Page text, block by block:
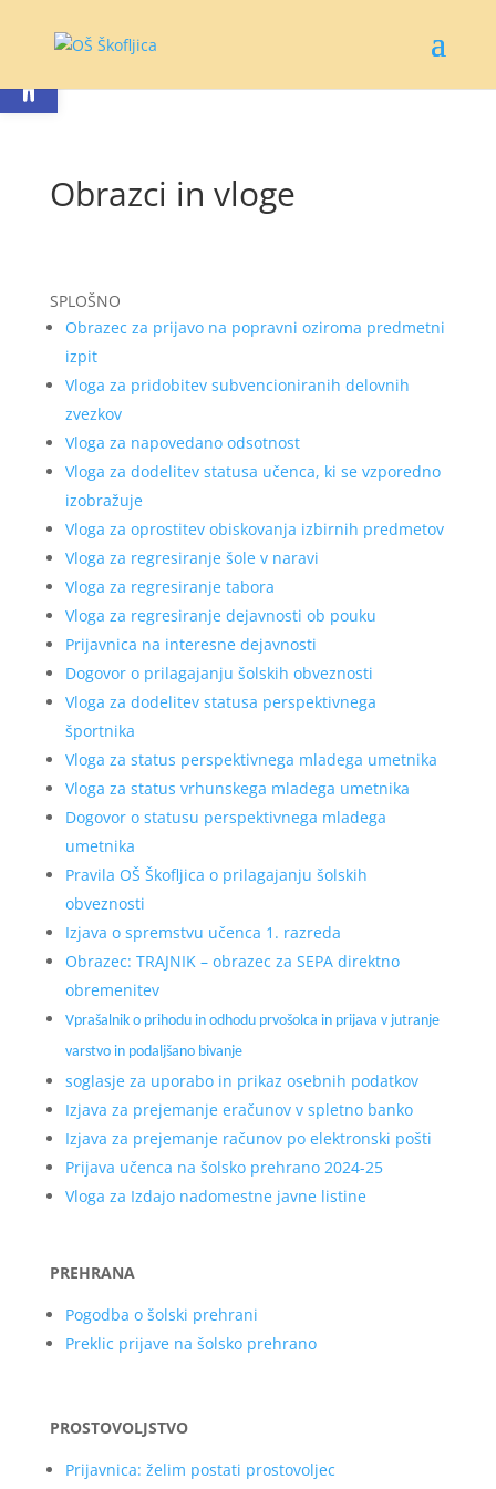
Obrazci in vloge
SPLOŠNO
Obrazec za prijavo na popravni oziroma predmetni
izpit
Vloga za pridobitev subvencioniranih delovnih
zvezkov
Vloga za napovedano odsotnost
Vloga za dodelitev statusa učenca, ki se vzporedno
izobražuje
Vloga za oprostitev obiskovanja izbirnih predmetov
Vloga za regresiranje šole v naravi
Vloga za regresiranje tabora
Vloga za regresiranje dejavnosti ob pouku
Prijavnica na interesne dejavnosti
Dogovor o prilagajanju šolskih obveznosti
Vloga za dodelitev statusa perspektivnega
športnika
Vloga za status perspektivnega mladega umetnika
Vloga za status vrhunskega mladega umetnika
Dogovor o statusu perspektivnega mladega
umetnika
Pravila OŠ Škofljica o prilagajanju šolskih
obveznosti
Izjava o spremstvu učenca 1. razreda
Obrazec: TRAJNIK – obrazec za SEPA direktno
obremenitev
Vprašalnik o prihodu in odhodu prvošolca in prijava v jutranje
varstvo in podaljšano bivanje
soglasje za uporabo in prikaz osebnih podatkov
Izjava za prejemanje eračunov v spletno banko
Izjava za prejemanje računov po elektronski pošti
Prijava učenca na šolsko prehrano 2024-25
Vloga za Izdajo nadomestne javne listine
PREHRANA
Pogodba o šolski prehrani
Preklic prijave na šolsko prehrano
PROSTOVOLJSTVO
Prijavnica: želim postati prostovoljec
Open toolbar